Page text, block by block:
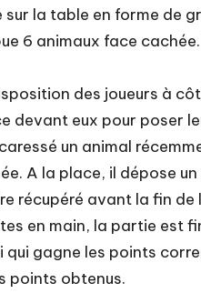
la table en forme de
6 animaux face
des joueurs à
devant eux pour poser
un animal
A la place, il dépose
récupéré avant la fin de
en main, la partie est
qui gagne les points
points obtenus.